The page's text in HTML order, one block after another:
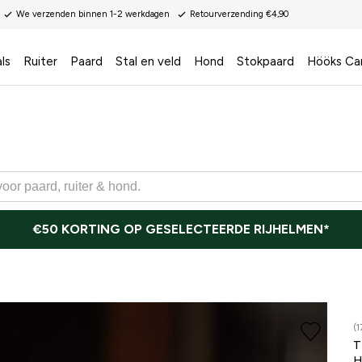
We verzenden binnen 1-2 werkdagen Retourverzending €4,90
Ruiter Paard Stal en veld Hond Stokpaard Hööks
€50 KORTING OP GESELECTEERDE RIJHELMEN*